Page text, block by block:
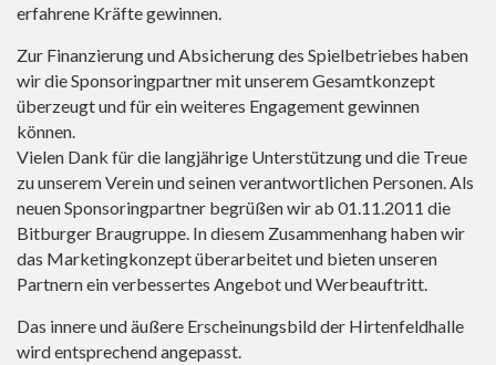
erfahrene Kräfte gewinnen.
Zur Finanzierung und Absicherung des Spielbetriebes haben
wir die Sponsoringpartner mit unserem Gesamtkonzept
überzeugt und für ein weiteres Engagement gewinnen
können.
Vielen Dank für die langjährige Unterstützung und die Treue
zu unserem Verein und seinen verantwortlichen Personen. Als
neuen Sponsoringpartner begrüßen wir ab 01.11.2011 die
Bitburger Braugruppe. In diesem Zusammenhang haben wir
das Marketingkonzept überarbeitet und bieten unseren
Partnern ein verbessertes Angebot und Werbeauftritt.
Das innere und äußere Erscheinungsbild der Hirtenfeldhalle
wird entsprechend angepasst.